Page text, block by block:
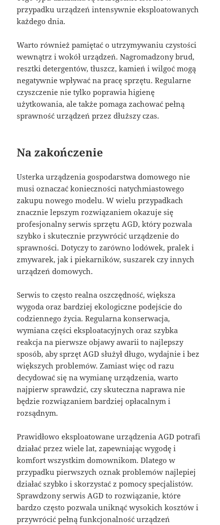
przypadku urządzeń intensywnie eksploatowanych
każdego dnia.
Warto również pamiętać o utrzymywaniu czystości
wewnątrz i wokół urządzeń. Nagromadzony brud,
resztki detergentów, tłuszcz, kamień i wilgoć mogą
negatywnie wpływać na pracę sprzętu. Regularne
czyszczenie nie tylko poprawia higienę
użytkowania, ale także pomaga zachować pełną
sprawność urządzeń przez dłuższy czas.
Na zakończenie
Usterka urządzenia gospodarstwa domowego nie
musi oznaczać konieczności natychmiastowego
zakupu nowego modelu. W wielu przypadkach
znacznie lepszym rozwiązaniem okazuje się
profesjonalny serwis sprzętu AGD, który pozwala
szybko i skutecznie przywrócić urządzenie do
sprawności. Dotyczy to zarówno lodówek, pralek i
zmywarek, jak i piekarników, suszarek czy innych
urządzeń domowych.
Serwis to często realna oszczędność, większa
wygoda oraz bardziej ekologiczne podejście do
codziennego życia. Regularna konserwacja,
wymiana części eksploatacyjnych oraz szybka
reakcja na pierwsze objawy awarii to najlepszy
sposób, aby sprzęt AGD służył długo, wydajnie i bez
większych problemów. Zamiast więc od razu
decydować się na wymianę urządzenia, warto
najpierw sprawdzić, czy skuteczna naprawa nie
będzie rozwiązaniem bardziej opłacalnym i
rozsądnym.
Prawidłowo eksploatowane urządzenia AGD potrafi
działać przez wiele lat, zapewniając wygodę i
komfort wszystkim domownikom. Dlatego w
przypadku pierwszych oznak problemów najlepiej
działać szybko i skorzystać z pomocy specjalistów.
Sprawdzony serwis AGD to rozwiązanie, które
bardzo często pozwala uniknąć wysokich kosztów i
przywrócić pełną funkcjonalność urządzeń